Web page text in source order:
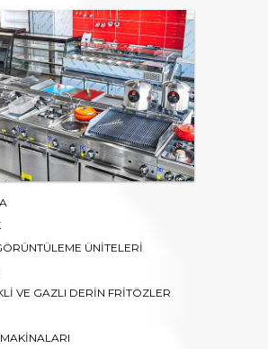
ÜNİTELERİ
VE GAZLI DERİN FRİTÖZLER